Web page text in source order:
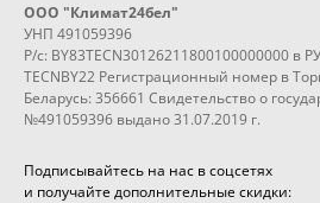
ООО "Климат24бел"
УНП 491059396
Р/с: BY83TECN30126211800100000000 в
TECNBY22 Регистрационный номер в
Беларусь: 356661 Свидетельство о
№491059396 выдано 31.07.2019 г.
Подписывайтесь на нас в соцсетях
и получайте дополнительные скидки: